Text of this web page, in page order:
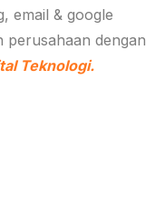
email & google
perusahaan dengan
Teknologi.